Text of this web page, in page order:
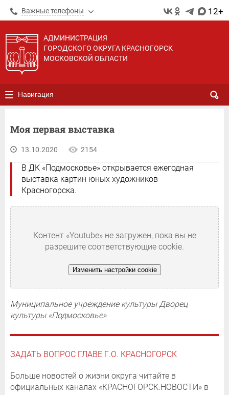
Важные телефоны 12+
АДМИНИСТРАЦИЯ
ГОРОДСКОГО ОКРУГА КРАСНОГОРСК
МОСКОВСКОЙ ОБЛАСТИ
Навигация
Моя первая выставка
13.10.2020 2154
В ДК «Подмосковье» открывается ежегодная
выставка картин юных художников
Красногорска.
Контент «Youtube» не загружен, пока вы не
разрешите соответствующие cookie.
Изменить настройки cookie
Муниципальное учреждение культуры Дворец
культуры «Подмосковье»
ЗАДАТЬ ВОПРОС ГЛАВЕ Г.О. КРАСНОГОРСК
Больше новостей о жизни округа читайте в
официальных каналах «КРАСНОГОРСК.НОВОСТИ» в